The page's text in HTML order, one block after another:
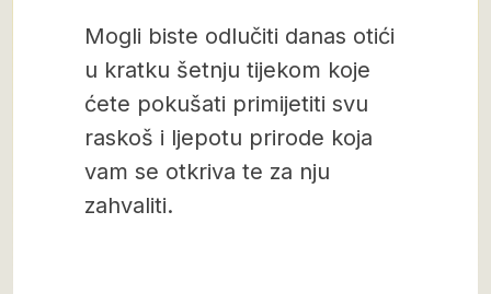
Mogli biste odlučiti danas otići
u kratku šetnju tijekom koje
ćete pokušati primijetiti svu
raskoš i ljepotu prirode koja
vam se otkriva te za nju
zahvaliti.